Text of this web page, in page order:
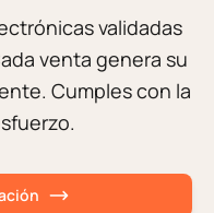
validadas
venta genera su
Cumples con la